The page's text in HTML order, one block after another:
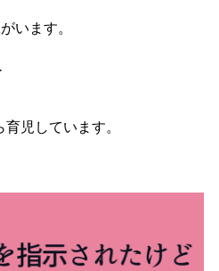
います。
児しています。